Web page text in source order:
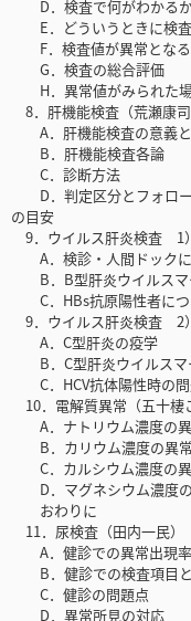
D．検査で何がわかる
E．どういうときに検
F．検査値が異常となる
G．検査の総合評価
H．異常値がみられた場
8．肝機能検査（荒瀬康司
A．肝機能検査の意義と
B．肝機能検査各論
C．診断方法
D．判定区分とフォロー
の目安
9．ウイルス肝炎検査 1
A．検診・人間ドックに
B．B型肝炎ウイルスマ
C．HBs抗原陽性者につ
9．ウイルス肝炎検査 2
A．C型肝炎の疫学
B．C型肝炎ウイルスマ
C．HCV抗体陽性時の問
10．電解質異常（五十棲
A．ナトリウム濃度の
B．カリウム濃度の異常
C．カルシウム濃度の
D．マグネシウム濃度
おわりに
11．尿検査（田内一民）
A．健診での異常出現率
B．健診での検査項目
C．健診の問題点
D．異常所見の対応